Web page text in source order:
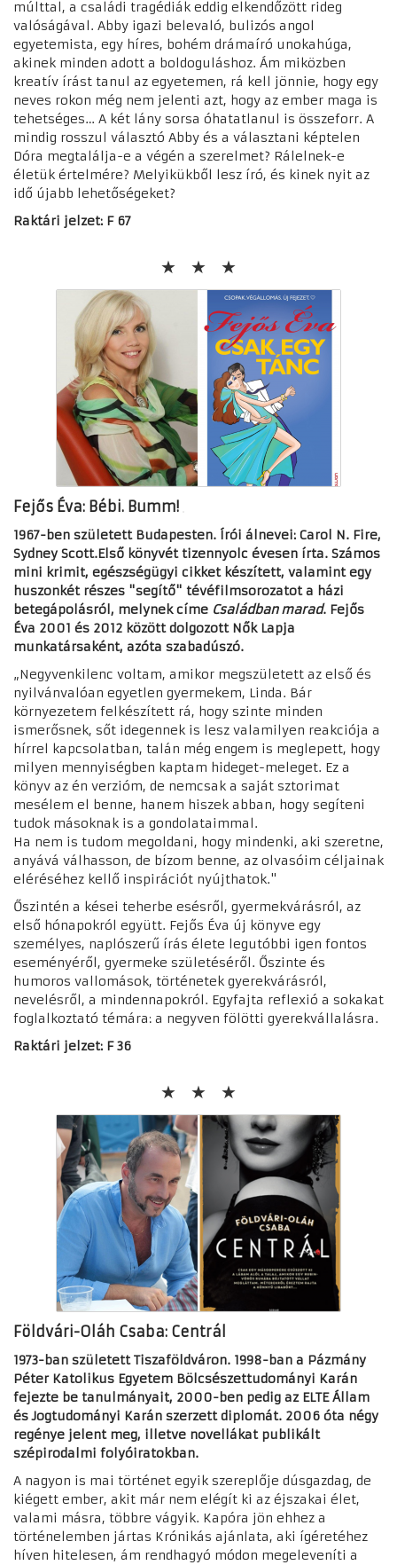
múlttal, a családi tragédiák eddig elkendőzött rideg
valóságával. Abby igazi belevaló, bulizós angol
egyetemista, egy híres, bohém drámaíró unokahúga,
akinek minden adott a boldoguláshoz. Ám miközben
kreatív írást tanul az egyetemen, rá kell jönnie, hogy egy
neves rokon még nem jelenti azt, hogy az ember maga is
tehetséges… A két lány sorsa óhatatlanul is összeforr. A
mindig rosszul választó Abby és a választani képtelen
Dóra megtalálja-e a végén a szerelmet? Rálelnek-e
életük értelmére? Melyikükből lesz író, és kinek nyit az
idő újabb lehetőségeket?
Raktári jelzet: F 67
Fejős Éva: Bébi. Bumm!
1967-ben született Budapesten. Írói álnevei: Carol N. Fire,
Sydney Scott.Első könyvét tizennyolc évesen írta. Számos
mini krimit, egészségügyi cikket készített, valamint egy
huszonkét részes "segítő" tévéfilmsorozatot a házi
betegápolásról, melynek címe Családban marad. Fejős
Éva 2001 és 2012 között dolgozott Nők Lapja
munkatársaként, azóta szabadúszó.
„Negyvenkilenc voltam, amikor megszületett az első és
nyilvánvalóan egyetlen gyermekem, Linda. Bár
környezetem felkészített rá, hogy szinte minden
ismerősnek, sőt idegennek is lesz valamilyen reakciója a
hírrel kapcsolatban, talán még engem is meglepett, hogy
milyen mennyiségben kaptam hideget-meleget. Ez a
könyv az én verzióm, de nemcsak a saját sztorimat
mesélem el benne, hanem hiszek abban, hogy segíteni
tudok másoknak is a gondolataimmal.
Ha nem is tudom megoldani, hogy mindenki, aki szeretne,
anyává válhasson, de bízom benne, az olvasóim céljainak
eléréséhez kellő inspirációt nyújthatok."
Őszintén a kései teherbe esésről, gyermekvárásról, az
első hónapokról együtt. Fejős Éva új könyve egy
személyes, naplószerű írás élete legutóbbi igen fontos
eseményéről, gyermeke születéséről. Őszinte és
humoros vallomások, történetek gyerekvárásról,
nevelésről, a mindennapokról. Egyfajta reflexió a sokakat
foglalkoztató témára: a negyven fölötti gyerekvállalásra.
Raktári jelzet: F 36
Földvári-Oláh Csaba: Centrál
1973-ban született Tiszaföldváron. 1998-ban a Pázmány
Péter Katolikus Egyetem Bölcsészettudományi Karán
fejezte be tanulmányait, 2000-ben pedig az ELTE Állam
és Jogtudományi Karán szerzett diplomát. 2006 óta négy
regénye jelent meg, illetve novellákat publikált
szépirodalmi folyóiratokban.
A nagyon is mai történet egyik szereplője dúsgazdag, de
kiégett ember, akit már nem elégít ki az éjszakai élet,
valami másra, többre vágyik. Kapóra jön ehhez a
történelemben jártas Krónikás ajánlata, aki ígéretéhez
híven hitelesen, ám rendhagyó módon megeleveníti a